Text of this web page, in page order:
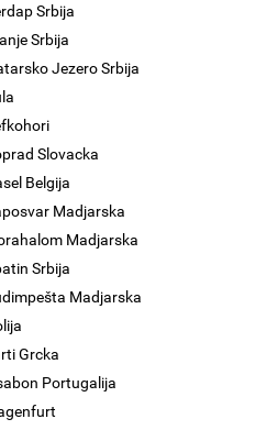
Srbija
Srbija
Jezero Srbija
Slovacka
Belgija
Madjarska
Madjarska
Srbija
Madjarska
Grcka
Portugalija